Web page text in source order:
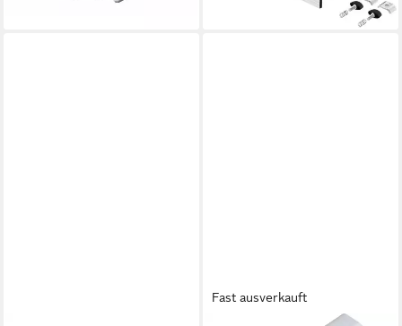
Fast ausverkauft